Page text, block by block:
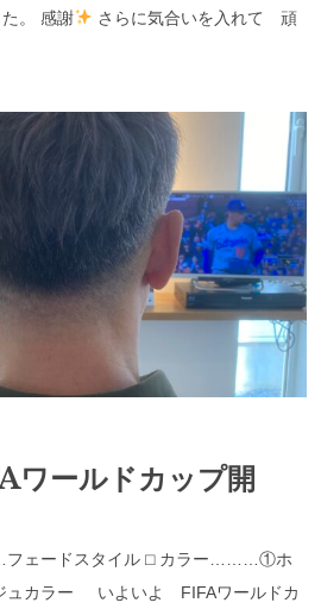
。 感謝
さらに気合いを入れて 頑
ールドカップ開
ェードスタイル ⬜︎ カラー………①ホ
ュカラー いよいよ FIFAワールドカ